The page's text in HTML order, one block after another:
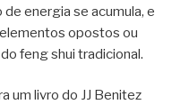
energia se acumula, e
opostos ou
feng shui tradicional.
um livro do JJ Benitez